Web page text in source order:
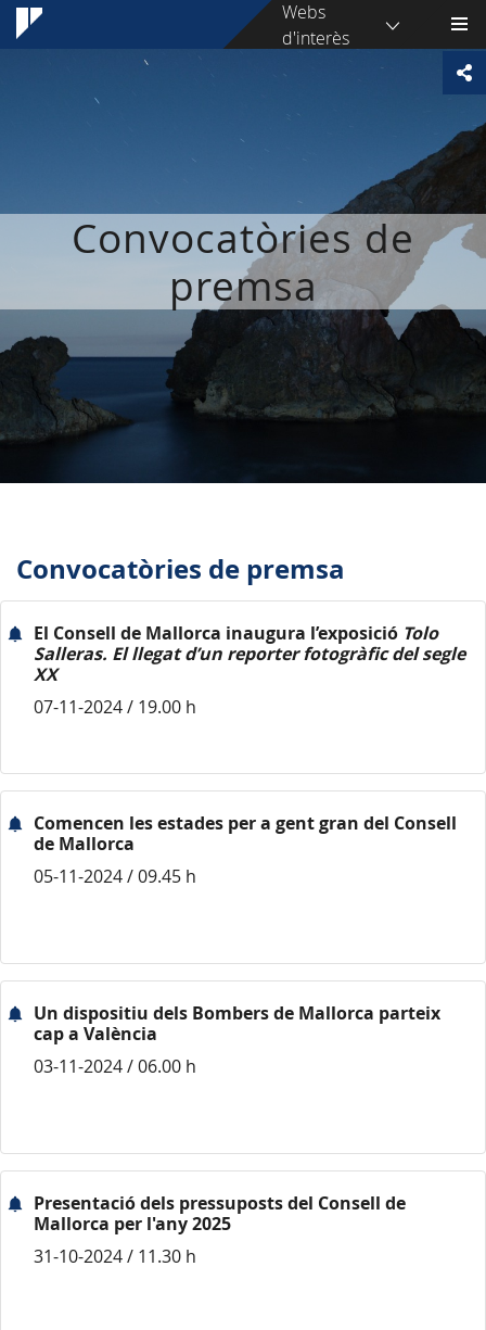
Webs
d'interès
Convocatòries de
premsa
Convocatòries de premsa
El Consell de Mallorca inaugura l’exposició Tolo
Salleras. El llegat d’un reporter fotogràfic del segle
XX
07-11-2024 / 19.00 h
Comencen les estades per a gent gran del Consell
de Mallorca
05-11-2024 / 09.45 h
Un dispositiu dels Bombers de Mallorca parteix
cap a València
03-11-2024 / 06.00 h
Presentació dels pressuposts del Consell de
Mallorca per l'any 2025
31-10-2024 / 11.30 h